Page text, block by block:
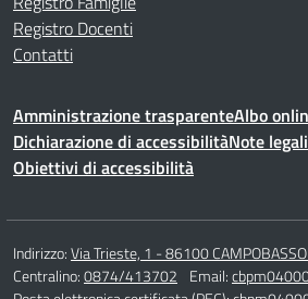
Registro Docenti
Contatti
Amministrazione trasparenteAlbo
Dichiarazione di accessibilitàNote legali
Obiettivi di accessibilità
Indirizzo:Via Trieste, 1 - 86100
Centralino:0874/413702 Email: